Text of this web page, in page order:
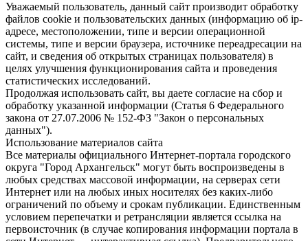
Уважаемый пользователь, данный сайт производит обработку
файлов cookie и пользовательских данных (информацию об ip-
адресе, местоположении, типе и версии операционной
системы, типе и версии браузера, источнике переадресации на
сайт, и сведения об открытых страницах пользователя) в
целях улучшения функционирования сайта и проведения
статистических исследований.
Продолжая использовать сайт, вы даете согласие на сбор и
обработку указанной информации (Статья 6 Федерального
закона от 27.07.2006 № 152-ФЗ "Закон о персональных
данных").
Использование материалов сайта
Все материалы официального Интернет-портала городского
округа "Город Архангельск" могут быть воспроизведены в
любых средствах массовой информации, на серверах сети
Интернет или на любых иных носителях без каких-либо
ограничений по объему и срокам публикации. Единственным
условием перепечатки и ретрансляции является ссылка на
первоисточник (в случае копирования информации портала в